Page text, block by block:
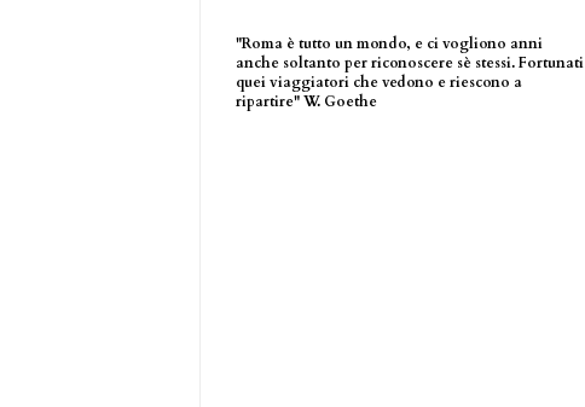
"Roma è tutto un mondo, e ci vogliono anni
anche soltanto per riconoscere sè stessi. Fortunati
quei viaggiatori che vedono e riescono a
ripartire" W. Goethe